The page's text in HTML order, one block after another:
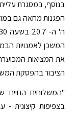
בנוסף, במסגרת
המשכן לאמנויות
את המציאות
הציבור בהפסקת
"המשלוחים החיים
בצפיפות קיצונית